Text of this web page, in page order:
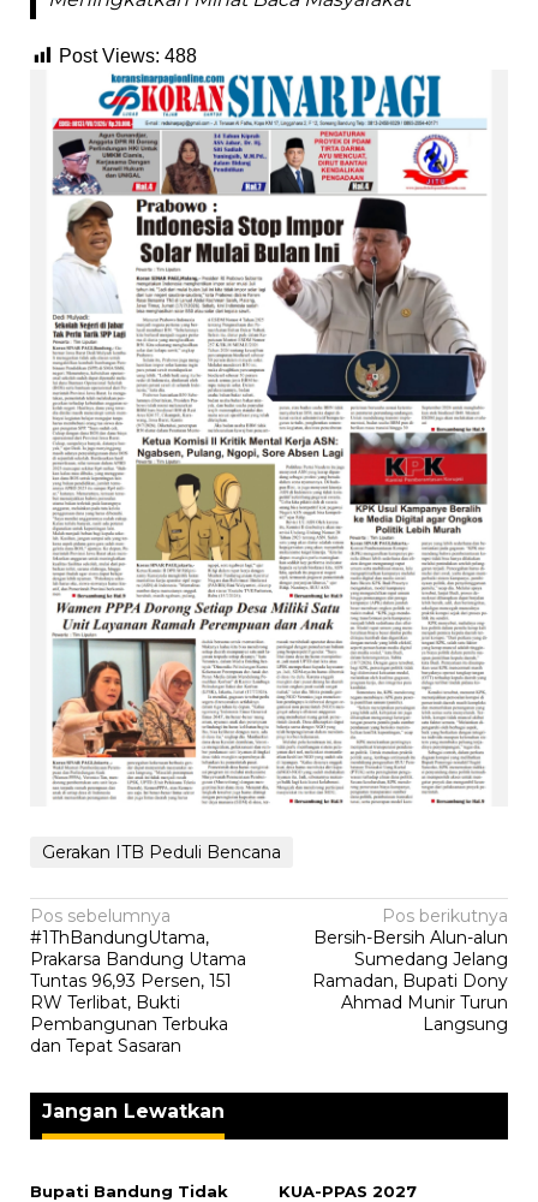
Post Views: 488
Gerakan ITB Peduli Bencana
Navigasi
pos
Pos sebelumnya
#1ThBandungUtama,
Prakarsa Bandung Utama
Tuntas 96,93 Persen, 151
RW Terlibat, Bukti
Pembangunan Terbuka
dan Tepat Sasaran
Pos berikutnya
‎Bersih-Bersih Alun-alun
Sumedang Jelang
Ramadan, Bupati Dony
Ahmad Munir Turun
Langsung
Jangan Lewatkan
Bupati Bandung Tidak
KUA-PPAS 2027